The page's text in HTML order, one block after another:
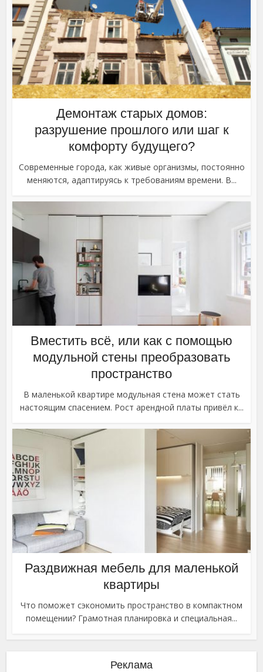
Демонтаж старых домов:
разрушение прошлого или шаг к
комфорту будущего?
Современные города, как живые организмы, постоянно
меняются, адаптируясь к требованиям времени. В...
Вместить всё, или как с помощью
модульной стены преобразовать
пространство
В маленькой квартире модульная стена может стать
настоящим спасением. Рост арендной платы привёл к...
Раздвижная мебель для маленькой
квартиры
Что поможет сэкономить пространство в компактном
помещении? Грамотная планировка и специальная...
Реклама